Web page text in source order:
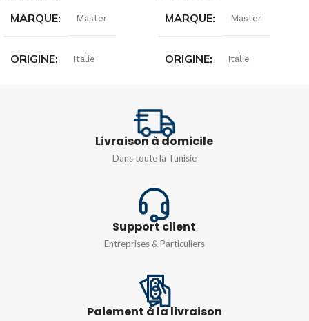
MARQUE Master
ORIGINE Italie
16A
MARQUE Master
ORIGINE Italie
COURANT
Livraison à domicile
Dans toute la Tunisie
Support client
Entreprises & Particuliers
Paiement à la livraison